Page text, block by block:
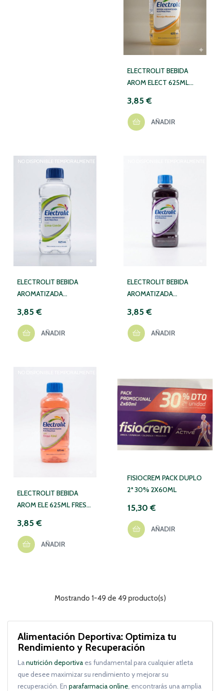
ELECTROLIT BEBIDA
AROM ELECT 625ML
3,85 €
AÑADIR
NO DISPONIBLE TEMPORALMENTE
ELECTROLIT BEBIDA
AROMATIZADA
625 ML SABOR LIMA-
LIMON
3,85 €
AÑADIR
ELECTROLIT BEBIDA
AROMATIZADA
625 ML SABOR UVA
3,85 €
AÑADIR
ELECTROLIT BEBIDA
AROM ELE 625ML FRESA
3,85 €
AÑADIR
FISIOCREM PACK DUPLO
2ª 30% 2X60ML
15,30 €
AÑADIR
Mostrando 1-49 de 49 producto(s)
Alimentación Deportiva: Optimiza tu
Rendimiento y Recuperación
Lanutrición deportiva es fundamental para cualquier atleta
que desee maximizar su rendimiento y mejorar su
recuperación. En parafarmacia online, encontrarás una amplia